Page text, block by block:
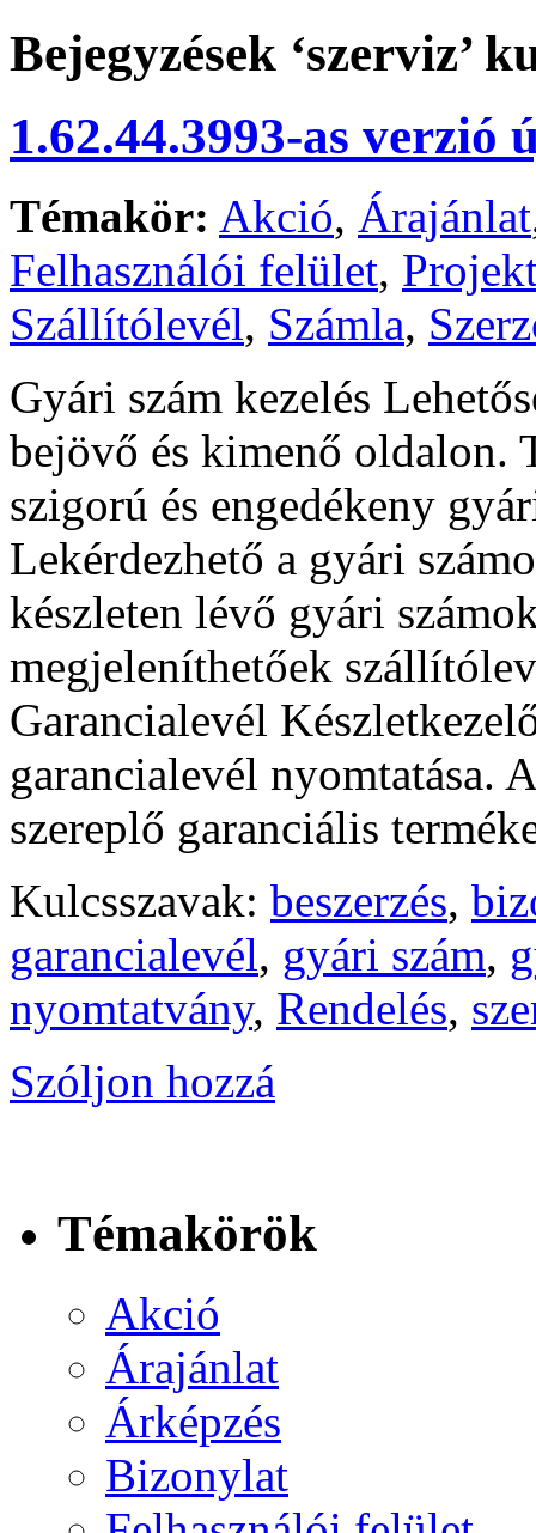
Bejegyzések ‘szerviz’
1.62.44.3993-as verzió
Témakör: Akció, Árajánlat
Felhasználói felület,
Szállítólevél, Számla,
Gyári szám kezelés
bejövő és kimenő oldalon.
szigorú és engedékeny
Lekérdezhető a gyári
készleten lévő gyári
megjeleníthetőek
Garancialevél
garancialevél nyomtatása.
szereplő garanciális
Kulcsszavak: beszerzés,
garancialevél, gyári szám,
nyomtatvány, Rendelés,
Szóljon hozzá
Témakörök
Akció
Árajánlat
Árképzés
Bizonylat